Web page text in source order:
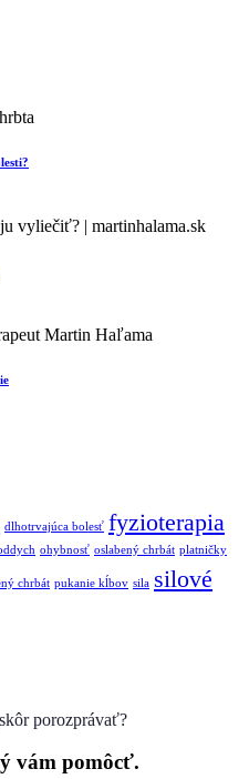
dlhotrvajúca bolesť fyzioterapia
ohybnosť oslabený chrbát platničky
chrbát pukanie kĺbov sila silové
porozprávať?
vám pomôcť.